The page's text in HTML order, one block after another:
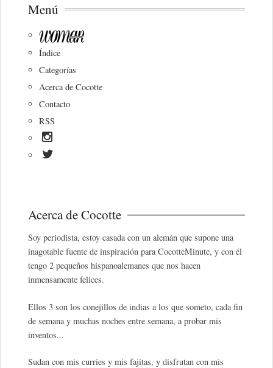
Menú
Índice
Categorías
Acerca de Cocotte
Contacto
RSS
Acerca de Cocotte
Soy periodista, estoy casada con un alemán que supone una
inagotable fuente de inspiración para CocotteMinute, y con él
tengo 2 pequeños hispanoalemanes que nos hacen
inmensamente felices.
Ellos 3 son los conejillos de indias a los que someto, cada fin
de semana y muchas noches entre semana, a probar mis
inventos...
Sudan con mis curries y mis fajitas, y disfrutan con mis